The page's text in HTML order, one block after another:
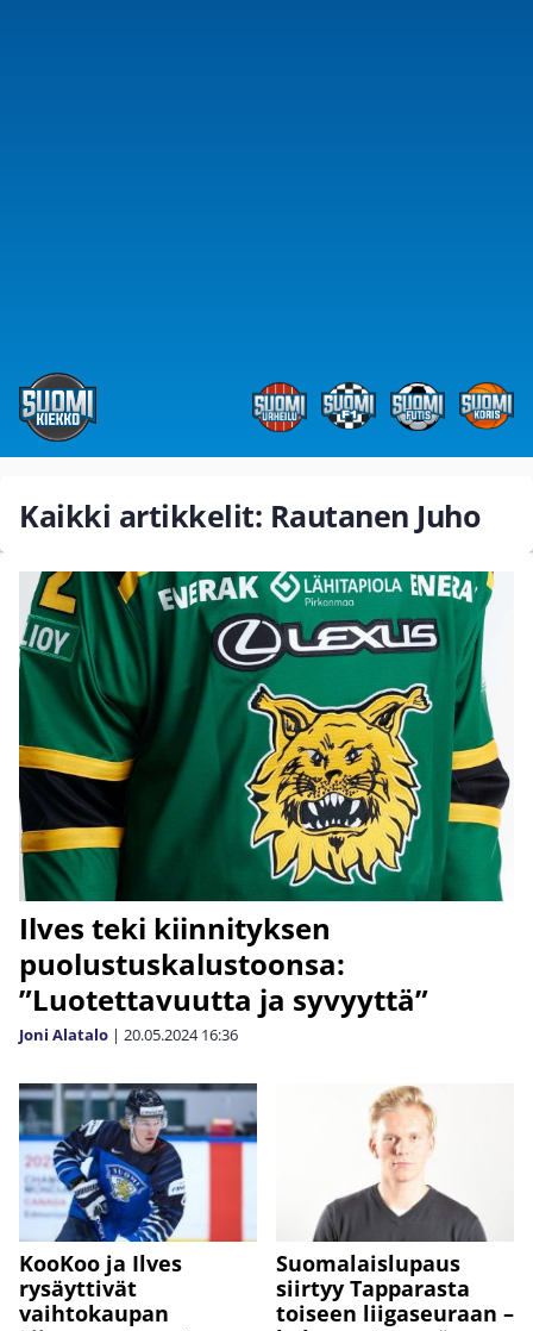
Kaikki artikkelit: Rautanen Juho
Ilves teki kiinnityksen
puolustuskalustoonsa:
”Luotettavuutta ja syvyyttä”
Joni Alatalo | 20.05.2024 16:36
KooKoo ja Ilves
rysäyttivät
vaihtokaupan
Suomalaislupaus
siirtyy Tapparasta
toiseen liigaseuraan –